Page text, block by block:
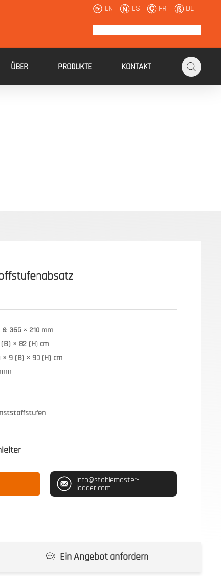
EN ES FR DE
ÜBER PRODUKTE KONTAKT
365 × 210 mm
× 82 (H) cm
× 9 (B) × 90 (H) cm
info@stablemaster-
ladder.com
Ein Angebot anfordern